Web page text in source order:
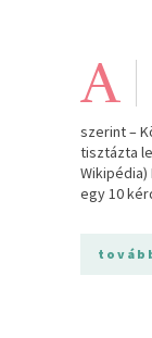
A
szerint –
tisztázta
egy 10